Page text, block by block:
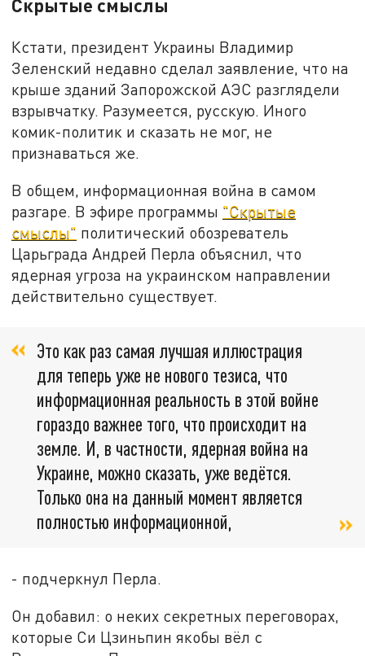
Скрытые смыслы
Кстати, президент Украины Владимир
Зеленский недавно сделал заявление, что на
крыше зданий Запорожской АЭС разглядели
взрывчатку. Разумеется, русскую. Иного
комик-политик и сказать не мог, не
признаваться же.
В общем, информационная война в самом
разгаре. В эфире программы "Скрытые
смыслы" политический обозреватель
Царьграда Андрей Перла объяснил, что
ядерная угроза на украинском направлении
действительно существует.
Это как раз самая лучшая иллюстрация
для теперь уже не нового тезиса, что
информационная реальность в этой войне
гораздо важнее того, что происходит на
земле. И, в частности, ядерная война на
Украине, можно сказать, уже ведётся.
Только она на данный момент является
полностью информационной,
- подчеркнул Перла.
Он добавил: о неких секретных переговорах,
которые Си Цзиньпин якобы вёл с